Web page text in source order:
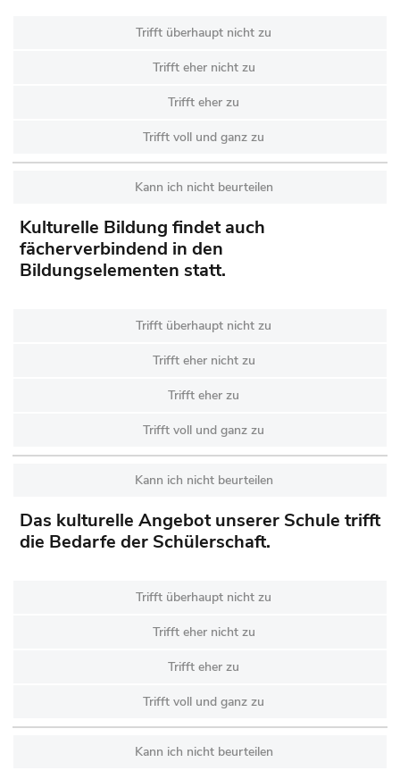
Trifft überhaupt nicht zu
Trifft eher nicht zu
Trifft eher zu
Trifft voll und ganz zu
Kann ich nicht beurteilen
Kulturelle Bildung findet auch
fächerverbindend in den
Bildungselementen statt.
Trifft überhaupt nicht zu
Trifft eher nicht zu
Trifft eher zu
Trifft voll und ganz zu
Kann ich nicht beurteilen
Das kulturelle Angebot unserer Schule trifft
die Bedarfe der Schülerschaft.
Trifft überhaupt nicht zu
Trifft eher nicht zu
Trifft eher zu
Trifft voll und ganz zu
Kann ich nicht beurteilen